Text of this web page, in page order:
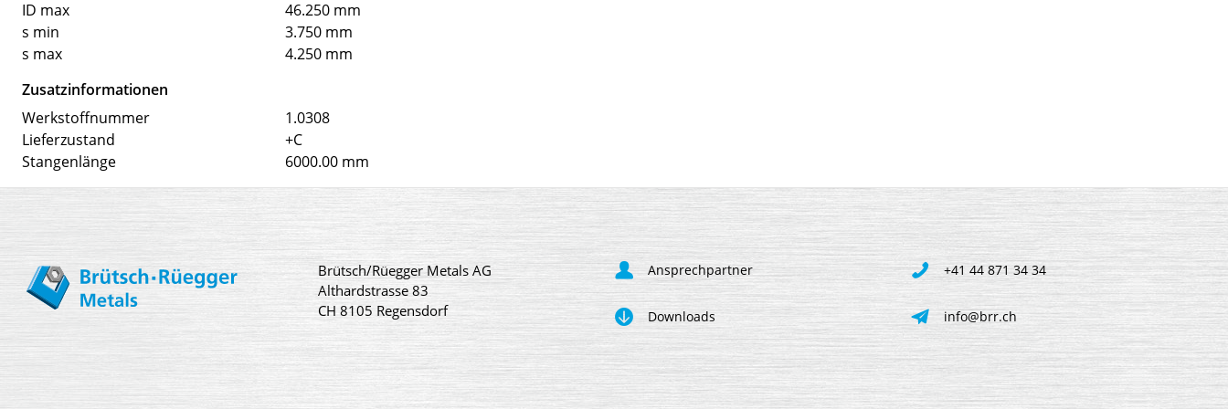
ID max
46.250 mm
s min
3.750 mm
s max
4.250 mm
Zusatzinformationen
Werkstoffnummer
1.0308
Lieferzustand
+C
Stangenlänge
6000.00 mm
Brütsch/Rüegger Metals AG
Althardstrasse 83
CH 8105 Regensdorf
Ansprechpartner +41 44 871 34 34
Downloads info@brr.ch